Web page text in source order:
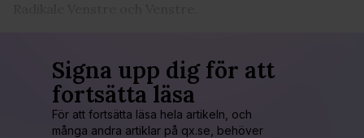
Signa upp dig för att
fortsätta läsa
För att fortsätta läsa hela artikeln, och
många andra artiklar på qx.se, behöver